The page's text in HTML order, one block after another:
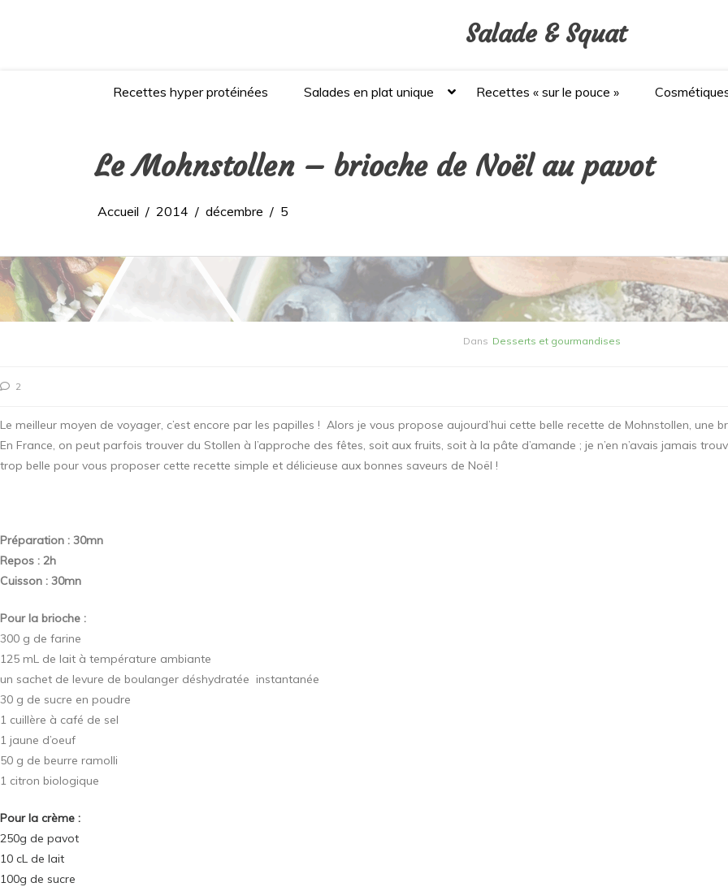
Salade & Squat
Recettes hyper protéinées Salades en plat unique Recettes « sur le pouce »
Le Mohnstollen – brioche de Noël au pavot
Accueil 2014 décembre 5
Dans Desserts et gourmandises
2
Le meilleur moyen de voyager, c’est encore par les papilles ! Alors je vous propose aujourd’hui cette belle recette de Mohnstollen, une
En France, on peut parfois trouver du Stollen à l’approche des fêtes, soit aux fruits, soit à la pâte d’amande ; je n’en n’avais jamais
trop belle pour vous proposer cette recette simple et délicieuse aux bonnes saveurs de Noël !
Préparation : 30mn
Repos : 2h
Cuisson : 30mn
Pour la brioche :
300 g de farine
125 mL de lait à température ambiante
un sachet de levure de boulanger déshydratée instantanée
30 g de sucre en poudre
1 cuillère à café de sel
1 jaune d’oeuf
50 g de beurre ramolli
1 citron biologique
Pour la crème :
250g de pavot
10 cL de lait
100g de sucre